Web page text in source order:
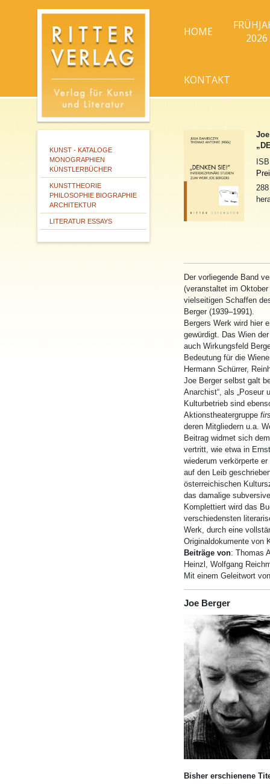
HOME
2026
KONTAKT
KUNST - KATALOGE
MONOGRAPHIEN
KÜNSTLERBÜCHER
KUNSTTHEORIE
PHILOSOPHIE BIOGRAPHIE
ARCHITEKTUR
LITERATUR ESSAYS
Der vorliegende Band
(veranstaltet im
vielseitigen Schaffen
Berger (1939–1991).
Bergers Werk wird hier
gewürdigt. Das Wien
auch Wirkungsfeld
Bedeutung für die
Hermann Schürrer,
Joe Berger selbst galt
Anarchist“, als „Poseur
Kulturbetrieb sind
Aktionstheatergruppe
deren Mitgliedern u.a.
Beitrag widmet sich
vertritt, wie etwa in
wiederum verkörperte
auf den Leib
österreichischen
das damalige
Komplettiert wird das
verschiedensten
Werk, durch eine
Originaldokumente von
Beiträge von: Thomas
Heinzl, Wolfgang
Mit einem Geleitwort
Joe Berger
Bisher erschienene